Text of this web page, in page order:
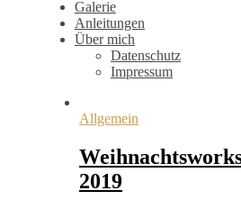
Galerie
Anleitungen
Über mich
Datenschutz
Impressum
Allgemein
2019